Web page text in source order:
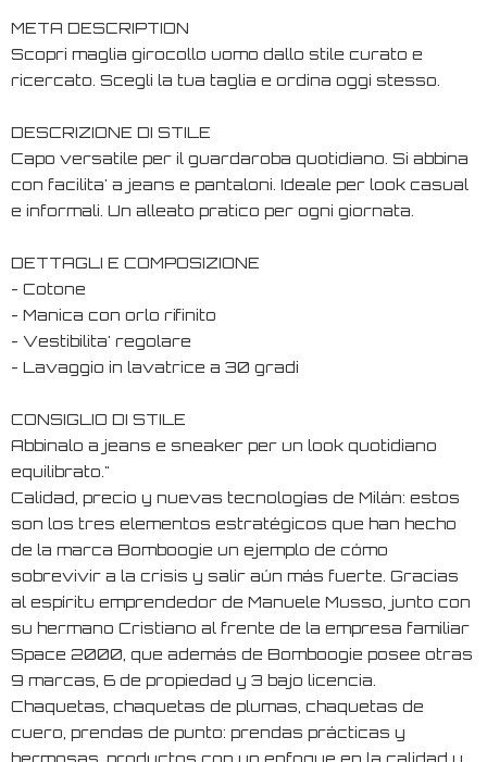
META DESCRIPTION
Scopri maglia girocollo uomo dallo stile curato e
ricercato. Scegli la tua taglia e ordina oggi stesso.
DESCRIZIONE DI STILE
Capo versatile per il guardaroba quotidiano. Si abbina
con facilita' a jeans e pantaloni. Ideale per look casual
e informali. Un alleato pratico per ogni giornata.
DETTAGLI E COMPOSIZIONE
- Cotone
- Manica con orlo rifinito
- Vestibilita' regolare
- Lavaggio in lavatrice a 30 gradi
CONSIGLIO DI STILE
Abbinalo a jeans e sneaker per un look quotidiano
equilibrato."
Calidad, precio y nuevas tecnologías de Milán: estos
son los tres elementos estratégicos que han hecho
de la marca Bomboogie un ejemplo de cómo
sobrevivir a la crisis y salir aún más fuerte. Gracias
al espíritu emprendedor de Manuele Musso, junto con
su hermano Cristiano al frente de la empresa familiar
Space 2000, que además de Bomboogie posee otras
9 marcas, 6 de propiedad y 3 bajo licencia.
Chaquetas, chaquetas de plumas, chaquetas de
cuero, prendas de punto: prendas prácticas y